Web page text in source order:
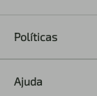
Políticas
Ajuda